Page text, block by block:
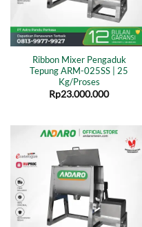
Ribbon Mixer Pengaduk
Tepung ARM-025SS | 25
Kg/Proses
Rp23.000.000